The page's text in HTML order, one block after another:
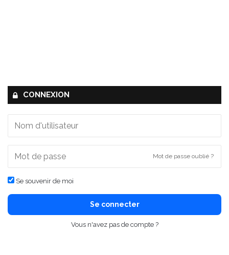
CONNEXION
Mot de passe oublié ?
Se souvenir de moi
Se connecter
Vous n'avez pas de compte ?